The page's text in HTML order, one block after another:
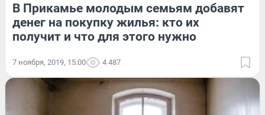
В Прикамье молодым семьям добавят
денег на покупку жилья: кто их
получит и что для этого нужно
7 ноября, 2019, 15:00 4 487